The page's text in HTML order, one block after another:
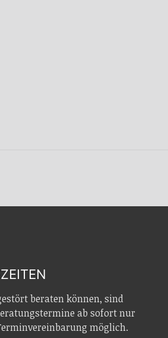
beraten können, sind
ab sofort nur
möglich.